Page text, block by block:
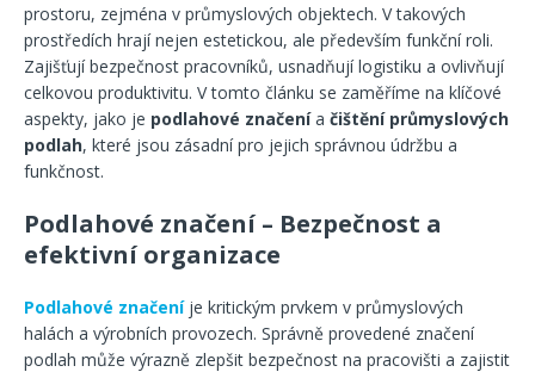
prostoru, zejména v průmyslových objektech. V takových
prostředích hrají nejen estetickou, ale především funkční roli.
Zajišťují bezpečnost pracovníků, usnadňují logistiku a ovlivňují
celkovou produktivitu. V tomto článku se zaměříme na klíčové
aspekty, jako je podlahové značenía čištění průmyslových
podlah, které jsou zásadní pro jejich správnou údržbu a
funkčnost.
Podlahové značení – Bezpečnost a
efektivní organizace
Podlahové značeníje kritickým prvkem v průmyslových
halách a výrobních provozech. Správně provedené značení
podlah může výrazně zlepšit bezpečnost na pracovišti a zajistit